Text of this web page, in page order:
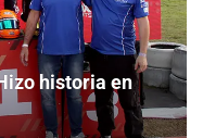
historia en